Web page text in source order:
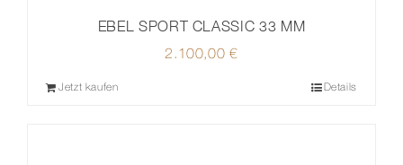
EBEL SPORT CLASSIC 33 MM
2.100,00€
Jetzt kaufen Details